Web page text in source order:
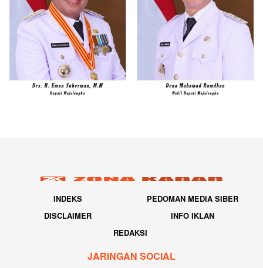
INDEKS
PEDOMAN MEDIA SIBER
DISCLAIMER
INFO IKLAN
REDAKSI
JARINGAN SOCIAL